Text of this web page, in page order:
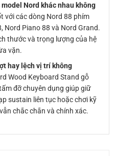
Nord khác nhau không
với các dòng Nord 88 phím
Nord Piano 88 và Nord Grand.
thước và trọng lượng của hệ
vặn.
hay lệch vị trí không
Wood Keyboard Stand gỗ
đỡ chuyên dụng giúp giữ
sustain liên tục hoặc chơi kỹ
chắc chắn và chính xác.